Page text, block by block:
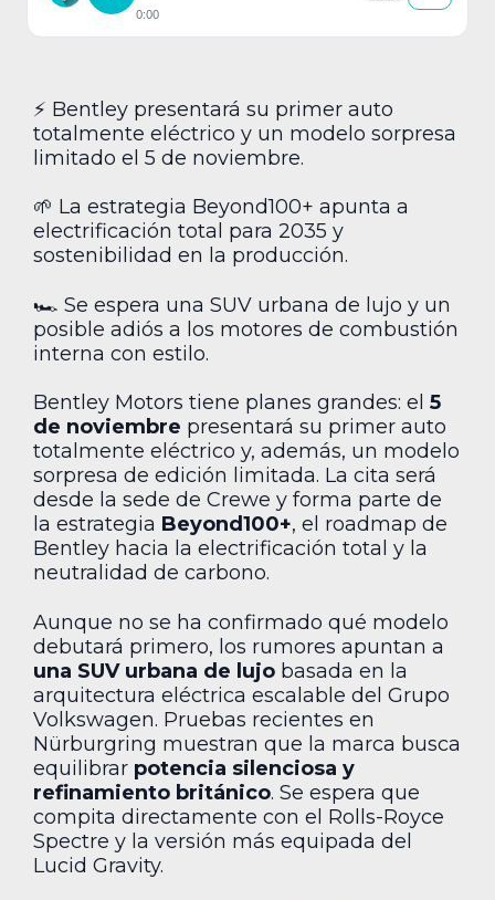
0:00
⚡ Bentley presentará su primer auto
totalmente eléctrico y un modelo sorpresa
limitado el 5 de noviembre.
🌱 La estrategia Beyond100+ apunta a
electrificación total para 2035 y
sostenibilidad en la producción.
🏎️ Se espera una SUV urbana de lujo y un
posible adiós a los motores de combustión
interna con estilo.
Bentley Motors tiene planes grandes: el 5
de noviembre presentará su primer auto
totalmente eléctrico y, además, un modelo
sorpresa de edición limitada. La cita será
desde la sede de Crewe y forma parte de
la estrategia Beyond100+, el roadmap de
Bentley hacia la electrificación total y la
neutralidad de carbono.
Aunque no se ha confirmado qué modelo
debutará primero, los rumores apuntan a
una SUV urbana de lujo basada en la
arquitectura eléctrica escalable del Grupo
Volkswagen. Pruebas recientes en
Nürburgring muestran que la marca busca
equilibrar potencia silenciosa y
refinamiento británico. Se espera que
compita directamente con el Rolls-Royce
Spectre y la versión más equipada del
Lucid Gravity.